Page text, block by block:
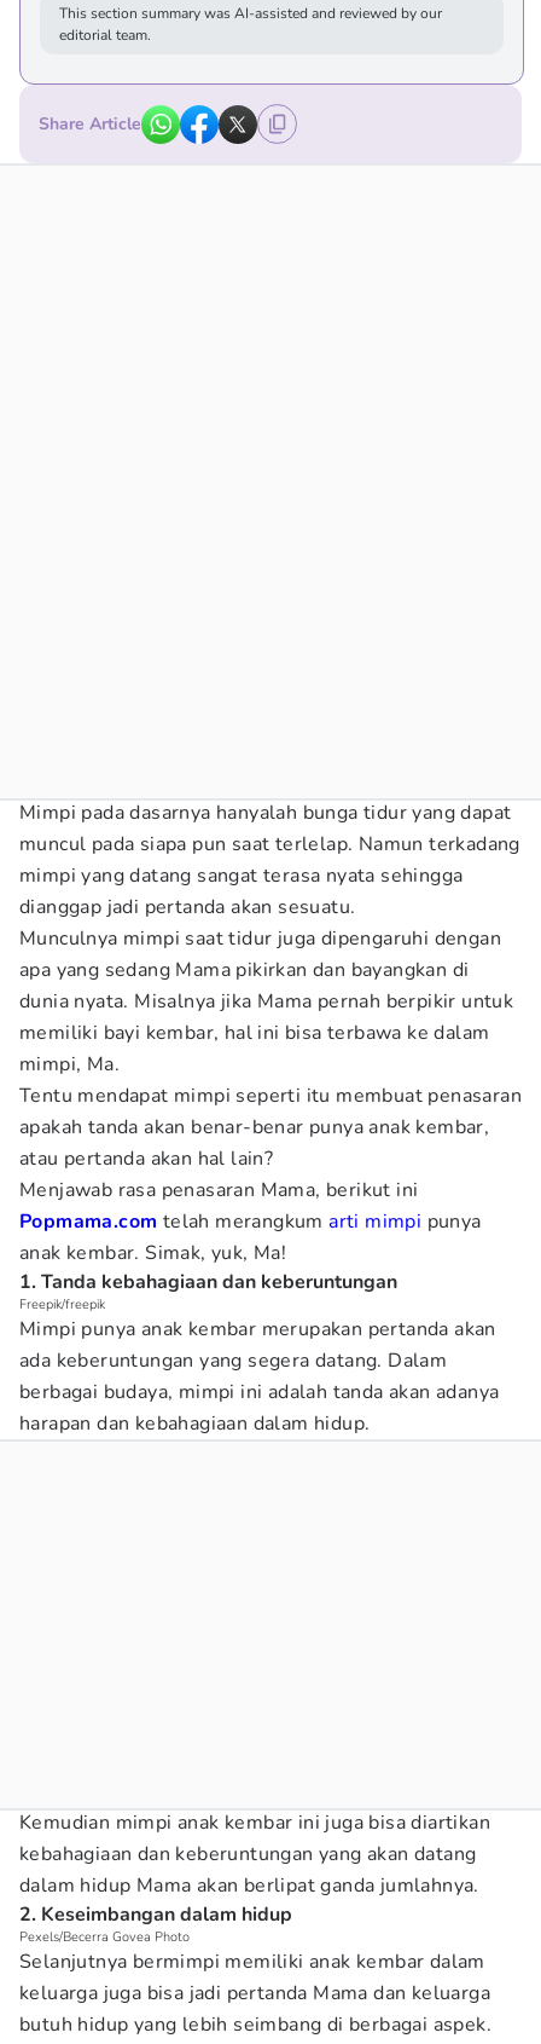
This section summary was AI-assisted and reviewed by our
editorial team.
Share Article
Mimpi pada dasarnya hanyalah bunga tidur yang dapat
muncul pada siapa pun saat terlelap. Namun terkadang
mimpi yang datang sangat terasa nyata sehingga
dianggap jadi pertanda akan sesuatu.
Munculnya mimpi saat tidur juga dipengaruhi dengan
apa yang sedang Mama pikirkan dan bayangkan di
dunia nyata. Misalnya jika Mama pernah berpikir untuk
memiliki bayi kembar, hal ini bisa terbawa ke dalam
mimpi, Ma.
Tentu mendapat mimpi seperti itu membuat penasaran
apakah tanda akan benar-benar punya anak kembar,
atau pertanda akan hal lain?
Menjawab rasa penasaran Mama, berikut ini
Popmama.com telah merangkumarti mimpi punya
anak kembar. Simak, yuk, Ma!
1. Tanda kebahagiaan dan keberuntungan
Freepik/freepik
Mimpi punya anak kembar merupakan pertanda akan
ada keberuntungan yang segera datang. Dalam
berbagai budaya, mimpi ini adalah tanda akan adanya
harapan dan kebahagiaan dalam hidup.
Kemudian mimpi anak kembar ini juga bisa diartikan
kebahagiaan dan keberuntungan yang akan datang
dalam hidup Mama akan berlipat ganda jumlahnya.
2. Keseimbangan dalam hidup
Pexels/Becerra Govea Photo
Selanjutnya bermimpi memiliki anak kembar dalam
keluarga juga bisa jadi pertanda Mama dan keluarga
butuh hidup yang lebih seimbang di berbagai aspek.